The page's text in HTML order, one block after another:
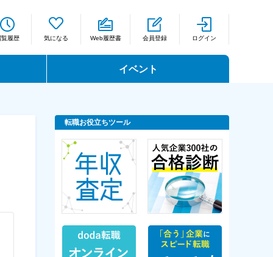
覧履歴 気になる Web履歴書 会員登録 ログイン
イベント
転職お役立ちツール